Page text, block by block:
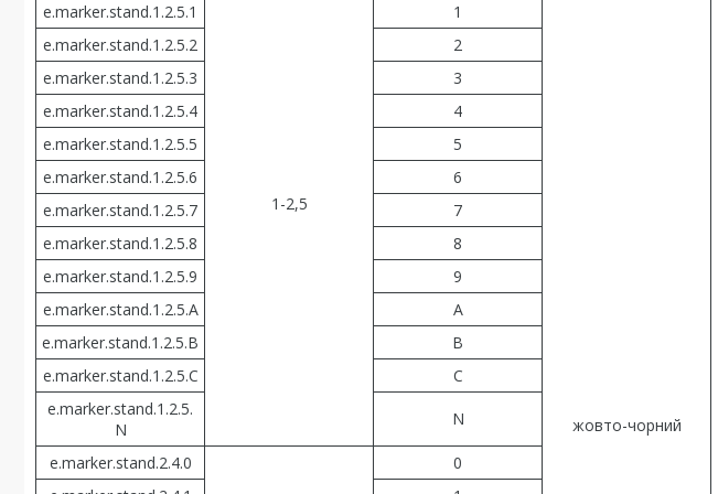
жовто-чорний
1-2,5
e.marker.stand.1.2.5.1
1
e.marker.stand.1.2.5.2
2
e.marker.stand.1.2.5.3
3
e.marker.stand.1.2.5.4
4
e.marker.stand.1.2.5.5
5
e.marker.stand.1.2.5.6
6
e.marker.stand.1.2.5.7
7
e.marker.stand.1.2.5.8
8
e.marker.stand.1.2.5.9
9
e.marker.stand.1.2.5.A
A
e.marker.stand.1.2.5.В
В
e.marker.stand.1.2.5.С
С
e.marker.stand.1.2.5.
N
N
e.marker.stand.2.4.0
0